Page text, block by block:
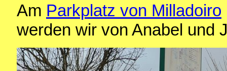
Am Parkplatz von Milladoiro
werden wir von Anabel und